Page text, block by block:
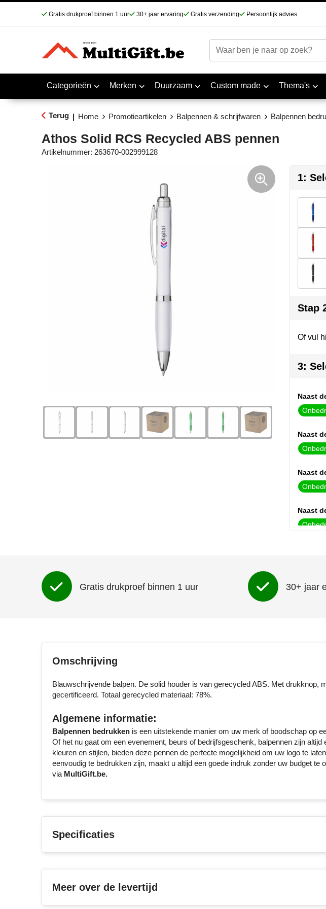
Gratis drukproef binnen 1 uur 30+ jaar ervaring Gratis verzending Persoonlijk advies
Categorieën Merken Duurzaam Custom made Thema's
Terug | Home Promotieartikelen Balpennen & schrijfwaren Balpennen
Athos Solid RCS Recycled ABS pennen
Artikelnummer: 263670-002999128
1:
Stap
Of vul
3:
Naast
Naast
Naast
Naast
Gratis drukproef binnen 1 uur 30+ jaar
Omschrijving
Blauwschrijvende balpen. De solid houder is van gerecycled ABS. Met drukknop,
gecertificeerd. Totaal gerecycled materiaal: 78%.
Algemene informatie:
Balpennen bedrukkenis een uitstekende manier om uw merk of boodschap op
Of het nu gaat om een evenement, beurs of bedrijfsgeschenk, balpennen zijn
kleuren en stijlen, bieden deze pennen de perfecte mogelijkheid om uw logo te
eenvoudig te bedrukken zijn, maakt u altijd een goede indruk zonder uw budget te
via MultiGift.be.
Specificaties
Meer over de levertijd